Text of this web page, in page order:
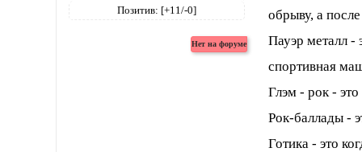
Позитив: [+11/-0]
обрыву, а
Пауэр металл -
спортивная
Глэм - рок -
Рок-баллады -
Готика - это